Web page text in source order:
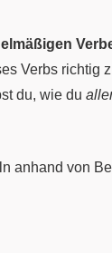
Verbs richtig
du, wie du
anhand von